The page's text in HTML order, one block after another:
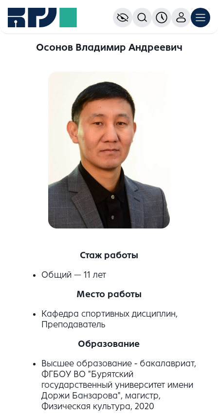
Осонов Владимир Андреевич
Стаж работы
Общий — 11 лет
Место работы
Кафедра спортивных дисциплин,
Преподаватель
Образование
Высшее образование - бакалавриат,
ФГБОУ ВО "Бурятский
государственный университет имени
Доржи Банзарова", магистр,
Физическая культура, 2020